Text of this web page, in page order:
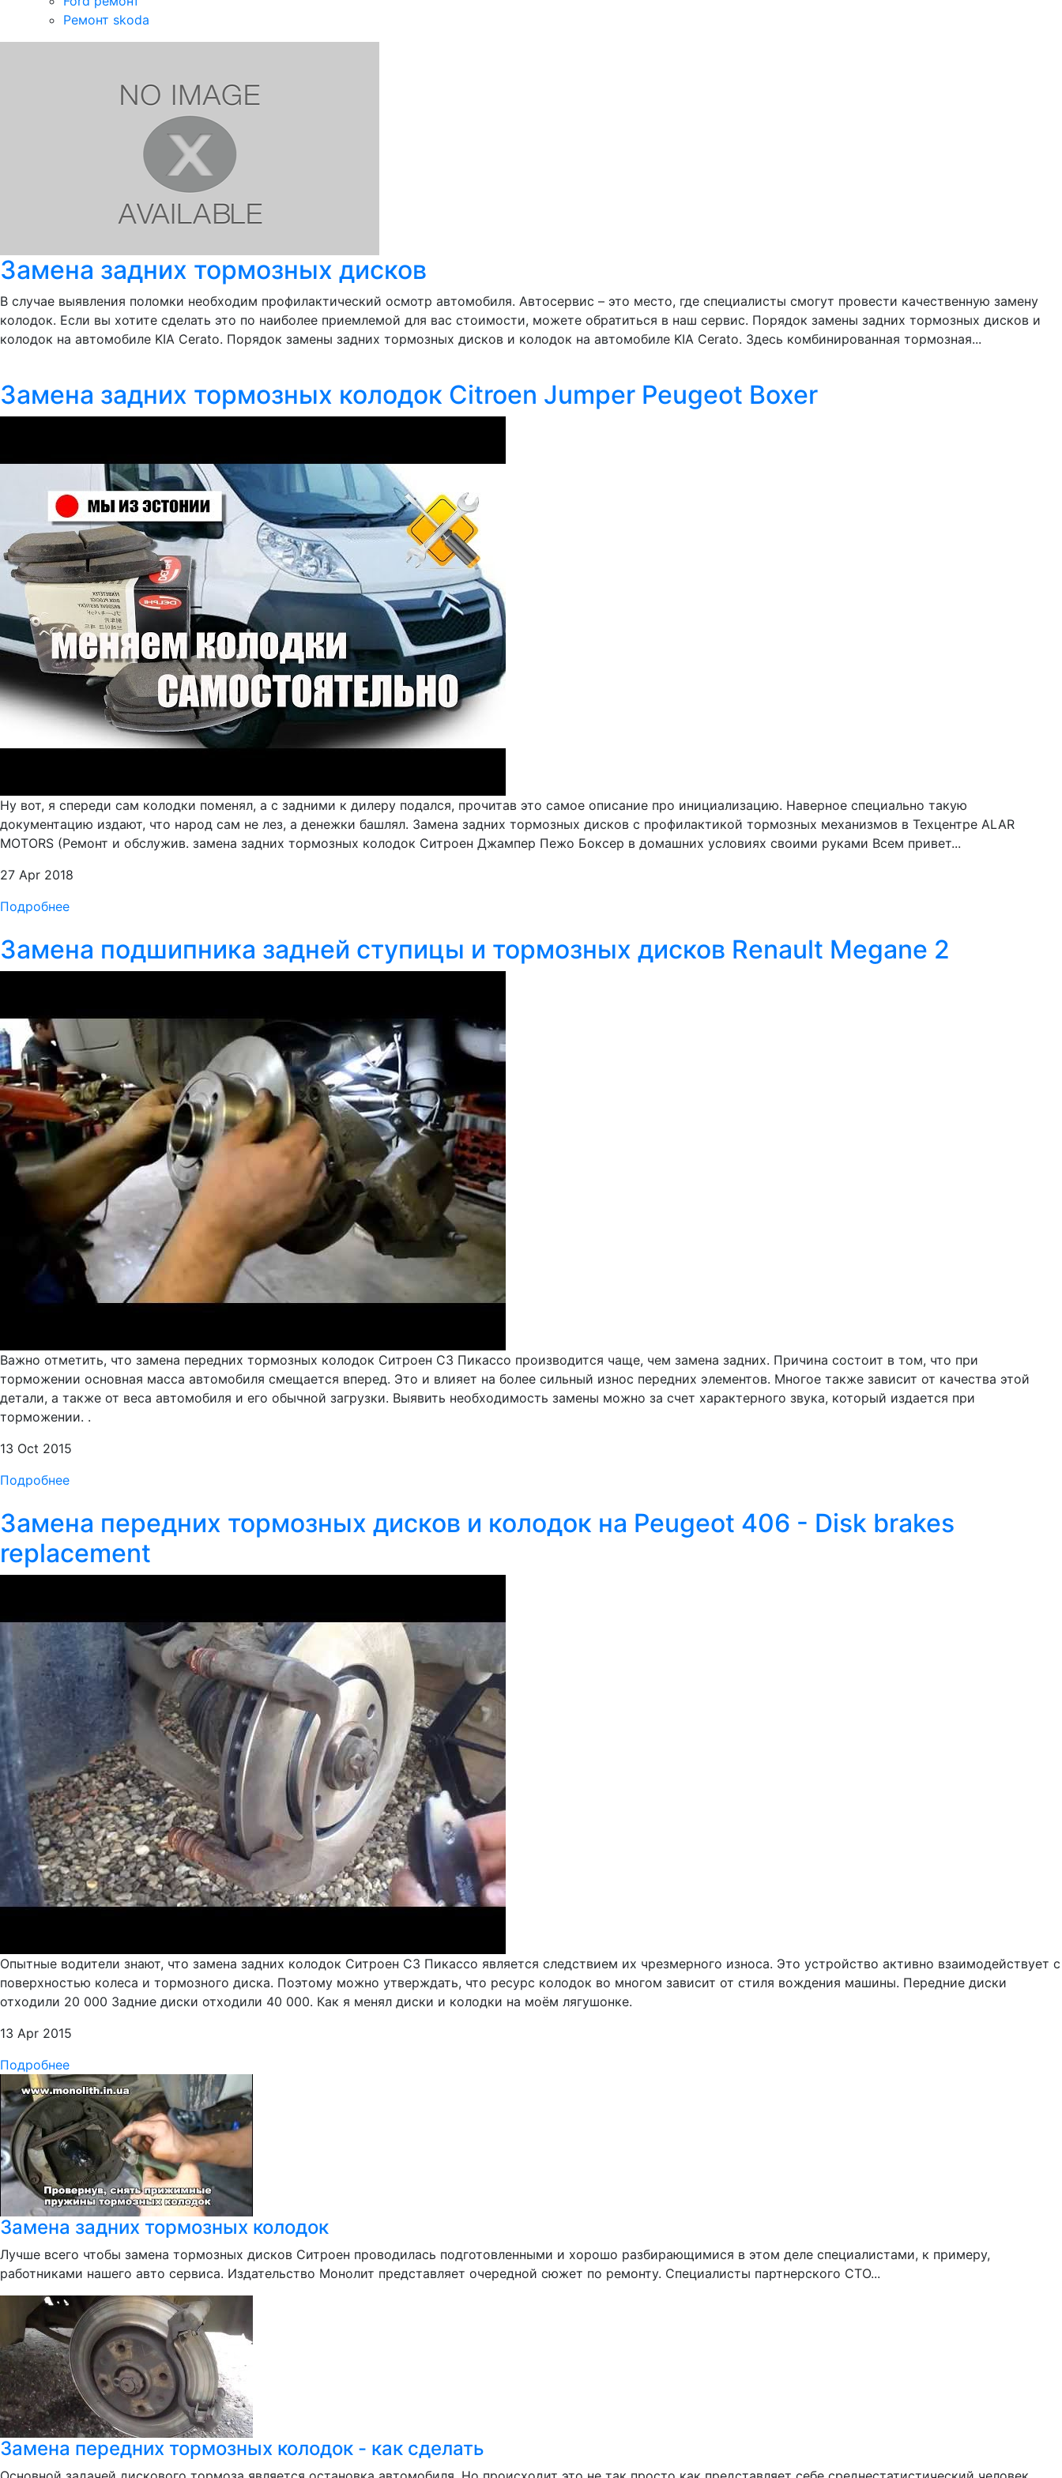
Ремонт skoda
Замена задних тормозных дисков
В случае выявления поломки необходим профилактический осмотр автомобиля. Автосервис – это место, где специалисты смогут провести качественную замену
колодок. Если вы хотите сделать это по наиболее приемлемой для вас стоимости, можете обратиться в наш сервис. Порядок замены задних тормозных дисков и
колодок на автомобиле KIA Cerato. Порядок замены задних тормозных дисков и колодок на автомобиле KIA Cerato. Здесь комбинированная тормозная...
Замена задних тормозных колодок Citroen Jumper Peugeot Boxer
Ну вот, я спереди сам колодки поменял, а с задними к дилеру подался, прочитав это самое описание про инициализацию. Наверное специально такую
документацию издают, что народ сам не лез, а денежки башлял. Замена задних тормозных дисков с профилактикой тормозных механизмов в Техцентре ALAR
MOTORS (Ремонт и обслужив. замена задних тормозных колодок Ситроен Джампер Пежо Боксер в домашних условиях своими руками Всем привет...
27 Apr 2018
Подробнее
Замена подшипника задней ступицы и тормозных дисков Renault Megane 2
Важно отметить, что замена передних тормозных колодок Ситроен С3 Пикассо производится чаще, чем замена задних. Причина состоит в том, что при
торможении основная масса автомобиля смещается вперед. Это и влияет на более сильный износ передних элементов. Многое также зависит от качества этой
детали, а также от веса автомобиля и его обычной загрузки. Выявить необходимость замены можно за счет характерного звука, который издается при
торможении. .
13 Oct 2015
Подробнее
Замена передних тормозных дисков и колодок на Peugeot 406 - Disk brakes
replacement
Опытные водители знают, что замена задних колодок Ситроен С3 Пикассо является следствием их чрезмерного износа. Это устройство активно взаимодействует с
поверхностью колеса и тормозного диска. Поэтому можно утверждать, что ресурс колодок во многом зависит от стиля вождения машины. Передние диски
отходили 20 000 Задние диски отходили 40 000. Как я менял диски и колодки на моём лягушонке.
13 Apr 2015
Подробнее
Замена задних тормозных колодок
Лучше всего чтобы замена тормозных дисков Ситроен проводилась подготовленными и хорошо разбирающимися в этом деле специалистами, к примеру,
работниками нашего авто сервиса. Издательство Монолит представляет очередной сюжет по ремонту. Специалисты партнерского СТО...
Замена передних тормозных колодок - как сделать